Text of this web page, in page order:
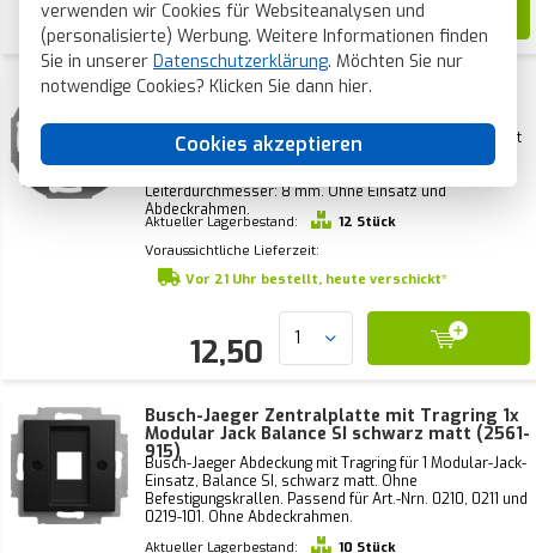
verwenden wir Cookies für Websiteanalysen und
(personalisierte) Werbung. Weitere Informationen finden
Sie in unserer Datenschutzerklärung. Möchten Sie nur
notwendige Cookies? Klicken Sie dann hier.
Cookies akzeptieren
8,55
Busch-Jaeger Abdeckung für
schwarz matt (2527-915)
Busch-Jaeger Zentralscheibe für Kabeldurchführung mit
Zugentlastung und Krallenbefestigung, Balance SI,
Leiterdurchmesser: 8 mm. Ohne Einsatz und
Abdeckrahmen.
Aktueller Lagerbestand:
12 Stück
Voraussichtliche Lieferzeit:
Vor 21 Uhr bestellt, heute verschickt*
12,50
Busch-Jaeger Zentralplatte mit Tragring 1x
Modular Jack Balance SI schwarz matt (2561-
915)
Busch-Jaeger Abdeckung mit Tragring für 1 Modular-Jack-
Einsatz, Balance SI, schwarz matt. Ohne
Befestigungskrallen. Passend für Art.-Nrn. 0210, 0211 und
0219-101. Ohne Abdeckrahmen.
Aktueller Lagerbestand:
10 Stück